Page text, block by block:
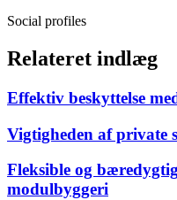
Social profiles
Relateret indlæg
Effektiv beskyttelse
Vigtigheden af private
Fleksible og
modulbyggeri